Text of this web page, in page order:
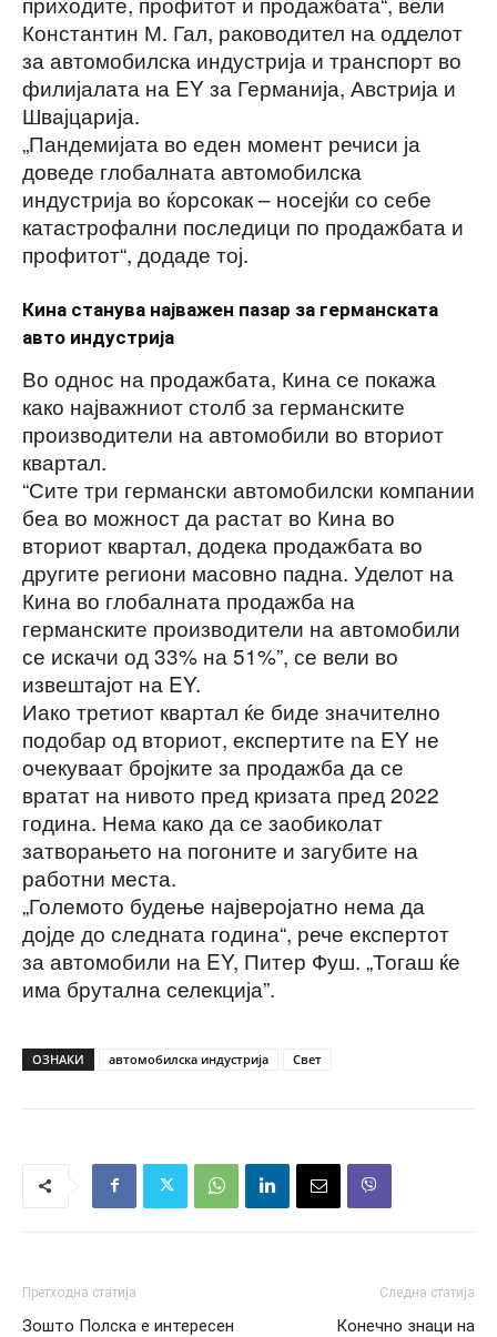
Константин М. Гал, раководител на одделот
за автомобилска индустрија и транспорт во
филијалата на EY за Германија, Австрија и
Швајцарија.
„Пандемијата во еден момент речиси ја
доведе глобалната автомобилска
индустрија во ќорсокак – носејќи со себе
катастрофални последици по продажбата и
профитот“, додаде тој.
Кина станува најважен пазар за германската
авто индустрија
Во однос на продажбата, Кина се покажа
како најважниот столб за германските
производители на автомобили во вториот
квартал.
“Сите три германски автомобилски компании
беа во можност да растат во Кина во
вториот квартал, додека продажбата во
другите региони масовно падна. Уделот на
Кина во глобалната продажба на
германските производители на автомобили
се искачи од 33% на 51%”, се вели во
извештајот на EY.
Иако третиот квартал ќе биде значително
подобар од вториот, експертите nа EY не
очекуваат бројките за продажба да се
вратат на нивото пред кризата пред 2022
година. Нема како да се заобиколат
затворањето на погоните и загубите на
работни места.
„Големото будење најверојатно нема да
дојде до следната година“, рече експертот
за автомобили на EY, Питер Фуш. „Тогаш ќе
има брутална селекција”.
ОЗНАКИ автомобилска индустрија Свет
Претходна статија
Зошто Полска е интересен
Следна статија
Конечно знаци на